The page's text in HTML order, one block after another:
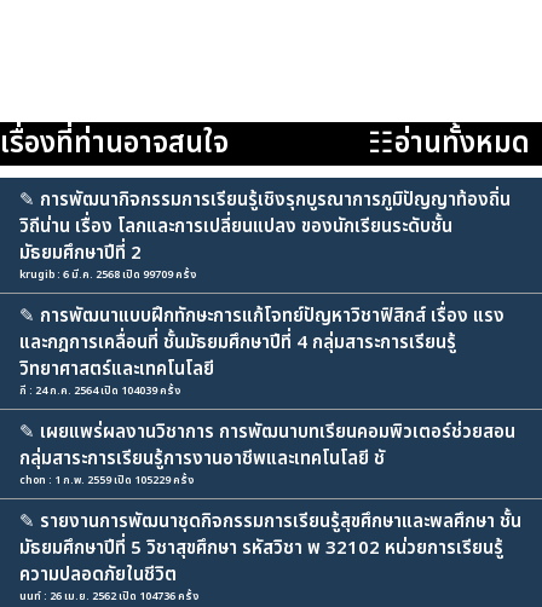
เรื่องที่ท่านอาจสนใจ ☷อ่านทั้งหมด
✎ การพัฒนากิจกรรมการเรียนรู้เชิงรุกบูรณาการภูมิปัญญาท้องถิ่น
วิถีน่าน เรื่อง โลกและการเปลี่ยนแปลง ของนักเรียนระดับชั้น
มัธยมศึกษาปีที่ 2
krugib : 6 มี.ค. 2568 เปิด 99709 ครั้ง
✎ การพัฒนาแบบฝึกทักษะการแก้โจทย์ปัญหาวิชาฟิสิกส์ เรื่อง แรง
และกฎการเคลื่อนที่ ชั้นมัธยมศึกษาปีที่ 4 กลุ่มสาระการเรียนรู้
วิทยาศาสตร์และเทคโนโลยี
กี : 24 ก.ค. 2564 เปิด 104039 ครั้ง
✎ เผยแพร่ผลงานวิชาการ การพัฒนาบทเรียนคอมพิวเตอร์ช่วยสอน
กลุ่มสาระการเรียนรู้การงานอาชีพและเทคโนโลยี ชั
chon : 1 ก.พ. 2559 เปิด 105229 ครั้ง
✎ รายงานการพัฒนาชุดกิจกรรมการเรียนรู้สุขศึกษาและพลศึกษา ชั้น
มัธยมศึกษาปีที่ 5 วิชาสุขศึกษา รหัสวิชา พ 32102 หน่วยการเรียนรู้
ความปลอดภัยในชีวิต
นนท์ : 26 เม.ย. 2562 เปิด 104736 ครั้ง